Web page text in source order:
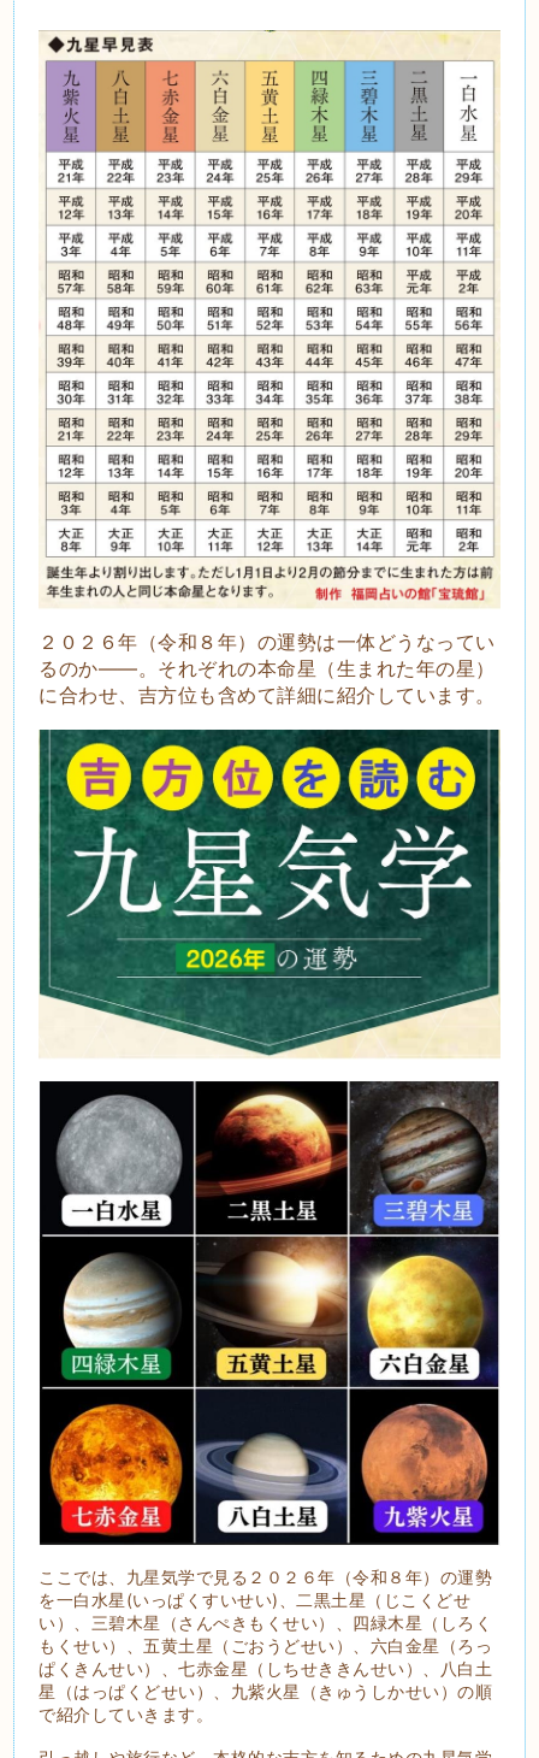
２０２６年（令和８年）の運勢は一体どうなってい
るのか――。それぞれの本命星（生まれた年の星）
に合わせ、吉方位も含めて詳細に紹介しています。
ここでは、九星気学で見る２０２６年（令和８年）の運勢
を一白水星(いっぱくすいせい)、二黒土星（じこくどせ
い）、三碧木星（さんぺきもくせい）、四緑木星（しろく
もくせい）、五黄土星（ごおうどせい）、六白金星（ろっ
ぱくきんせい）、七赤金星（しちせききんせい）、八白土
星（はっぱくどせい）、九紫火星（きゅうしかせい）の順
で紹介していきます。